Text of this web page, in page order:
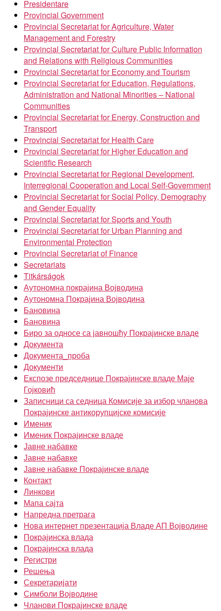
Presidentare
Provincial Government
Provincial Secretariat for Agriculture, Water
Management and Forestry
Provincial Secretariat for Culture Public Information
and Relations with Religious Communities
Provincial Secretariat for Economy and Tourism
Provincial Secretariat for Education, Regulations,
Administration and National Minorities – National
Communities
Provincial Secretariat for Energy, Construction and
Transport
Provincial Secretariat for Health Care
Provincial Secretariat for Higher Education and
Scientific Research
Provincial Secretariat for Regional Development,
Interregional Cooperation and Local Self-Government
Provincial Secretariat for Social Policy, Demography
and Gender Equality
Provincial Secretariat for Sports and Youth
Provincial Secretariat for Urban Planning and
Environmental Protection
Provincial Secretariat of Finance
Secretariats
Titkárságok
Аутономна покрајина Војводина
Аутономна Покрајина Војводина
Бановина
Бановина
Биро за односе са јавношћу Покрајинске владе
Документа
Документа_проба
Документи
Експозе председнице Покрајинске владе Маје
Гојковић
Записници са седница Комисије за избор чланова
Покрајинске антикорупцијске комисије
Именик
Именик Покрајинске владе
Јавне набавке
Јавне набавке
Јавне набавке Покрајинске владе
Контакт
Линкови
Мапа сајта
Напредна претрага
Нова интернет презентација Владе АП Војводине
Покрајинска влада
Покрајинска влада
Регистри
Решења
Секретаријати
Симболи Војводине
Чланови Покрајинске владе